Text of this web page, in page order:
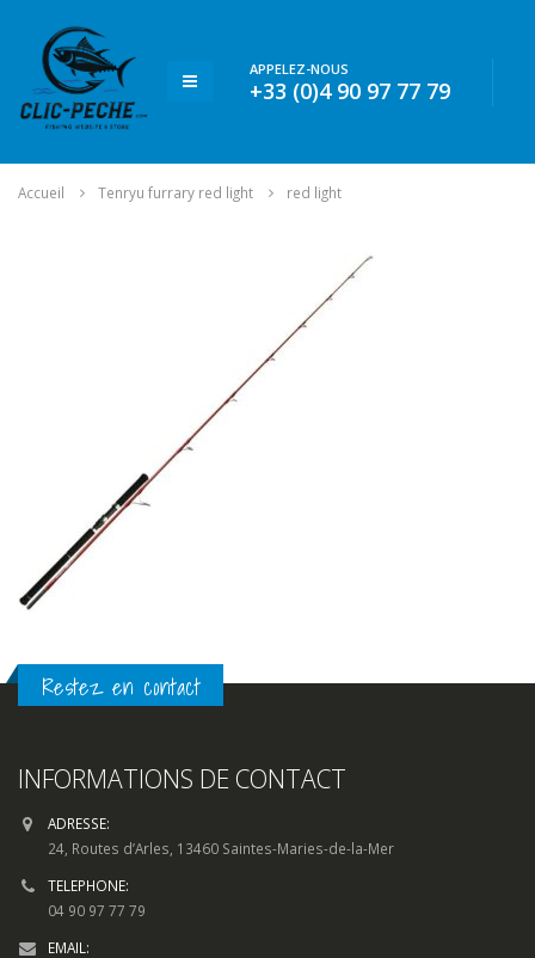
APPELEZ-NOUS
+33 (0)4 90 97 77 79
Accueil Tenryu furrary red light red light
Restez en contact
INFORMATIONS DE CONTACT
ADRESSE:
24, Routes d’Arles, 13460 Saintes-Maries-de-la-Mer
TELEPHONE:
04 90 97 77 79
EMAIL: